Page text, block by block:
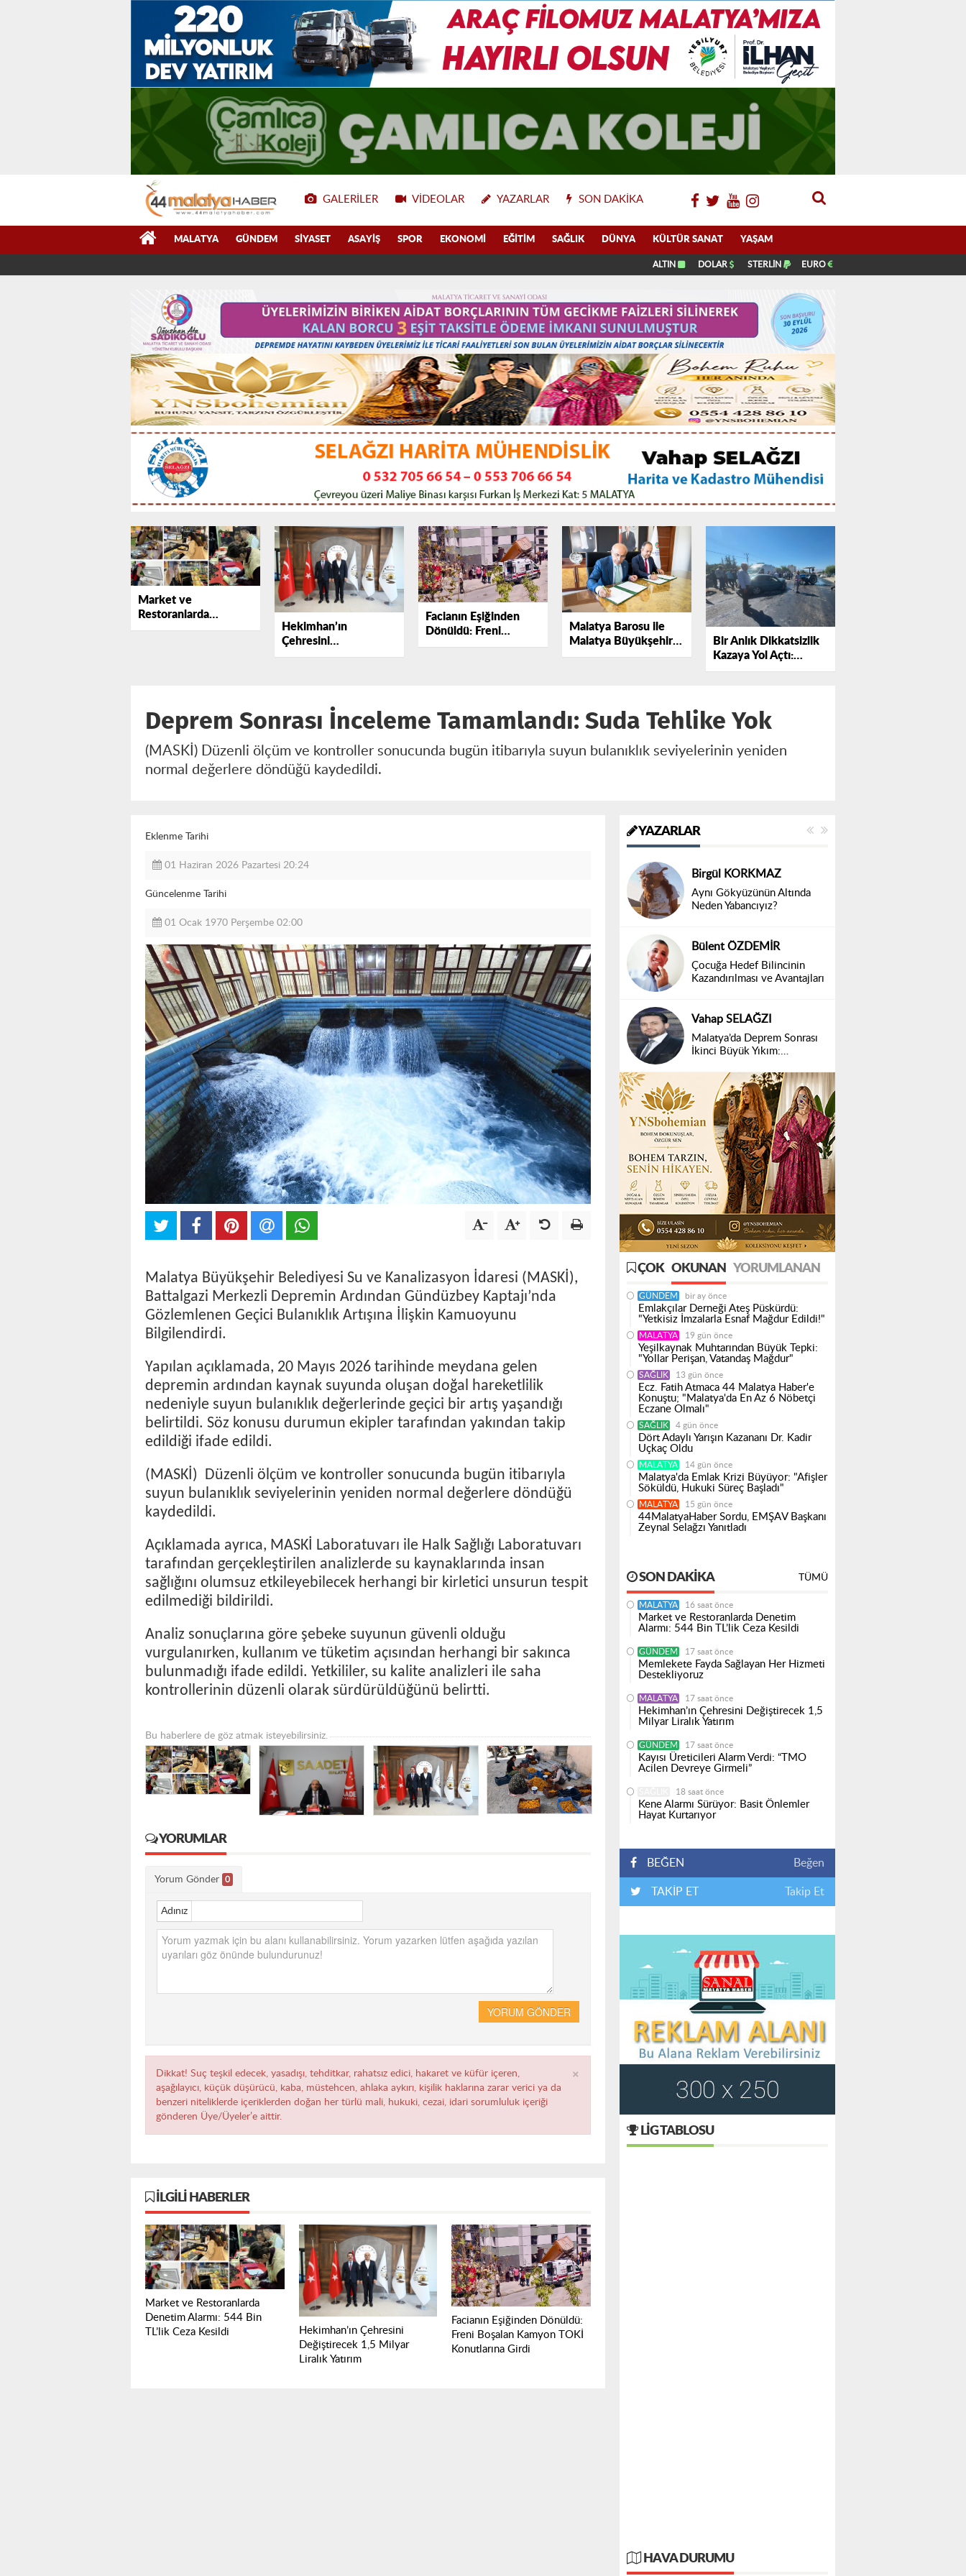
GALERILER VIDEOLAR YAZARLAR SON DAKIKA
MALATYA GÜNDEM SIYASET ASAYIŞ SPOR EKONOMI EĞITIM SAĞLIK DÜNYA KÜLTÜR SANAT YAŞAM
ALTIN DOLAR STERLİN EURO
Market ve
Restoranlarda
Denetim Alarmı: 544
Hekimhan’ın
Çehresini
Değiştirecek 1,5
Facianın Eşiğinden
Dönüldü: Freni
Boşalan Kamyon
Malatya Barosu ile
Malatya Büyükşehir
Belediyesi Arasında
Bir Anlık Dikkatsizlik
Kazaya Yol Açtı:
Otomobil Traktöre
Deprem Sonrası İnceleme Tamamlandı: Suda Tehlike Yok
(MASKİ) Düzenli ölçüm ve kontroller sonucunda bugün itibarıyla suyun bulanıklık seviyelerinin yeniden
normal değerlere döndüğü kaydedildi.
Eklenme Tarihi
01 Haziran 2026 Pazartesi 20:24
Güncelenme Tarihi
01 Ocak 1970 Perşembe 02:00
Malatya Büyükşehir Belediyesi Su ve Kanalizasyon İdaresi (MASKİ),
Battalgazi Merkezli Depremin Ardından Gündüzbey Kaptajı’nda
Gözlemlenen Geçici Bulanıklık Artışına İlişkin Kamuoyunu
Bilgilendirdi.
Yapılan açıklamada, 20 Mayıs 2026 tarihinde meydana gelen
depremin ardından kaynak suyunda oluşan doğal hareketlilik
nedeniyle suyun bulanıklık değerlerinde geçici bir artış yaşandığı
belirtildi. Söz konusu durumun ekipler tarafından yakından takip
edildiği ifade edildi.
(MASKİ) Düzenli ölçüm ve kontroller sonucunda bugün itibarıyla
suyun bulanıklık seviyelerinin yeniden normal değerlere döndüğü
kaydedildi.
Açıklamada ayrıca, MASKİ Laboratuvarı ile Halk Sağlığı Laboratuvarı
tarafından gerçekleştirilen analizlerde su kaynaklarında insan
sağlığını olumsuz etkileyebilecek herhangi bir kirletici unsurun tespit
edilmediği bildirildi.
Analiz sonuçlarına göre şebeke suyunun güvenli olduğu
vurgulanırken, kullanım ve tüketim açısından herhangi bir sakınca
bulunmadığı ifade edildi. Yetkililer, su kalite analizleri ile saha
kontrollerinin düzenli olarak sürdürüldüğünü belirtti.
Bu haberlere de göz atmak isteyebilirsiniz.
YORUMLAR
Yorum Gönder 0
Adınız
YORUM GÖNDER
×
Dikkat! Suç teşkil edecek, yasadışı, tehditkar, rahatsız edici, hakaret ve küfür içeren,
aşağılayıcı, küçük düşürücü, kaba, müstehcen, ahlaka aykırı, kişilik haklarına zarar verici ya da
benzeri niteliklerde içeriklerden doğan her türlü mali, hukuki, cezai, idari sorumluluk içeriği
gönderen Üye/Üyeler’e aittir.
İLGILI HABERLER
Market ve Restoranlarda
Denetim Alarmı: 544 Bin
TL’lik Ceza Kesildi
Hekimhan’ın Çehresini
Değiştirecek 1,5 Milyar
Liralık Yatırım
Facianın Eşiğinden Dönüldü:
Freni Boşalan Kamyon TOKİ
Konutlarına Girdi
YAZARLAR
Birgül KORKMAZ
Aynı Gökyüzünün Altında
Neden Yabancıyız?
Bülent ÖZDEMİR
Çocuğa Hedef Bilincinin
Kazandırılması ve Avantajları
Vahap SELAĞZI
Malatya’da Deprem Sonrası
İkinci Büyük Yıkım:
ÇOK OKUNAN YORUMLANAN
GÜNDEM bir ay önce
Emlakçılar Derneği Ateş Püskürdü:
"Yetkisiz İmzalarla Esnaf Mağdur Edildi!"
MALATYA 19 gün önce
Yeşilkaynak Muhtarından Büyük Tepki:
"Yollar Perişan, Vatandaş Mağdur"
SAĞLIK 13 gün önce
Ecz. Fatih Atmaca 44 Malatya Haber'e
Konuştu; "Malatya'da En Az 6 Nöbetçi
Eczane Olmalı"
SAĞLIK 4 gün önce
Dört Adaylı Yarışın Kazananı Dr. Kadir
Uçkaç Oldu
MALATYA 14 gün önce
Malatya'da Emlak Krizi Büyüyor: "Afişler
Söküldü, Hukuki Süreç Başladı"
MALATYA 15 gün önce
44MalatyaHaber Sordu, EMŞAV Başkanı
Zeynal Selağzı Yanıtladı
SON DAKIKA TÜMÜ
MALATYA 16 saat önce
Market ve Restoranlarda Denetim
Alarmı: 544 Bin TL’lik Ceza Kesildi
GÜNDEM 17 saat önce
Memlekete Fayda Sağlayan Her Hizmeti
Destekliyoruz
MALATYA 17 saat önce
Hekimhan’ın Çehresini Değiştirecek 1,5
Milyar Liralık Yatırım
GÜNDEM 17 saat önce
Kayısı Üreticileri Alarm Verdi: “TMO
Acilen Devreye Girmeli”
18 saat önce
Kene Alarmı Sürüyor: Basit Önlemler
Hayat Kurtarıyor
BEĞEN Beğen
TAKİP ET Takip Et
LIG TABLOSU
HAVA DURUMU